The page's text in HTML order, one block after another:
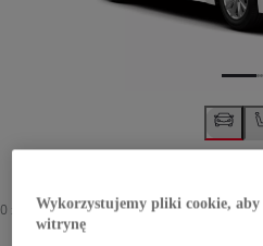
0 zł
Wykorzystujemy pliki cookie, aby
witrynę